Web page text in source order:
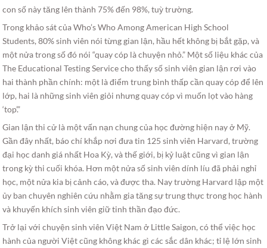
con số này tăng lên thành 75% đến 98%, tuỳ trường.
Trong khảo sát của Who’s Who Among American High School
Students, 80% sinh viên nói từng gian lận, hầu hết không bị bắt gặp, và
một nửa trong số đó nói “quay cóp là chuyện nhỏ.” Một số liệu khác của
The Educational Testing Service cho thấy số sinh viên gian lận rơi vào
hai thành phần chính: một là điểm trung bình thấp cần quay cóp để lên
lớp, hai là những sinh viên giỏi nhưng quay cóp vì muốn lọt vào hàng
‘top’.”
Gian lận thi cử là một vấn nạn chung của học đường hiện nay ở Mỹ.
Gần đây nhất, báo chí khắp nơi đưa tin 125 sinh viên Harvard, trường
đại học danh giá nhất Hoa Kỳ, và thế giới, bị kỷ luật cũng vì gian lận
trong kỳ thi cuối khóa. Hơn một nửa số sinh viên dính líu đã phải nghỉ
học, một nửa kia bị cảnh cáo, và được tha. Nay trường Harvard lập một
ủy ban chuyên nghiên cứu nhằm gia tăng sự trung thực trong học hành
và khuyến khích sinh viên giữ tinh thần đạo đức.
Trở lại với chuyện sinh viên Việt Nam ở Little Saigon, có thể việc học
hành của người Việt cũng không khác gì các sắc dân khác; tỉ lệ lớn sinh